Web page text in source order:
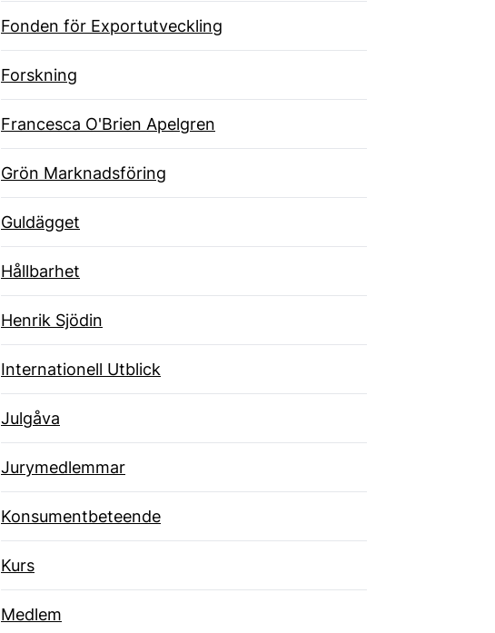
Fonden för Exportutveckling
Forskning
Francesca O'Brien Apelgren
Grön Marknadsföring
Guldägget
Hållbarhet
Henrik Sjödin
Internationell Utblick
Julgåva
Jurymedlemmar
Konsumentbeteende
Kurs
Medlem